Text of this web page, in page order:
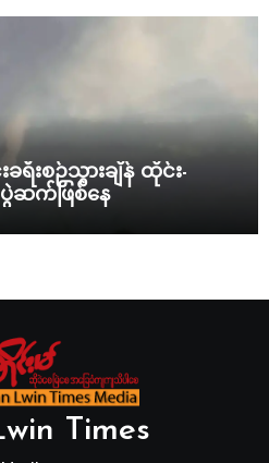
ရီးစဉ်သွားချိန် ထိုင်း-
ဆက်ဖြစ်နေ
Times